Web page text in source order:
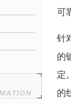
可
针
的
定
的